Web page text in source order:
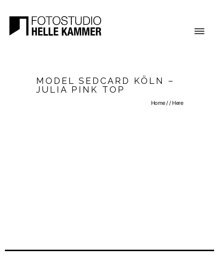
MODEL SEDCARD KÖLN –
JULIA PINK TOP
Home/ / Here